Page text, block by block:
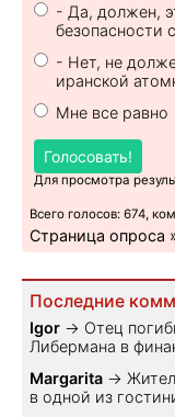
- Да, должен,
безопасности
- Нет, не
иранской
Мне все равно
Голосовать!
Для просмотра
Всего голосов: 674,
Страница опроса
Последние
Igor → Отец
Либермана в
Margarita →
в одной из